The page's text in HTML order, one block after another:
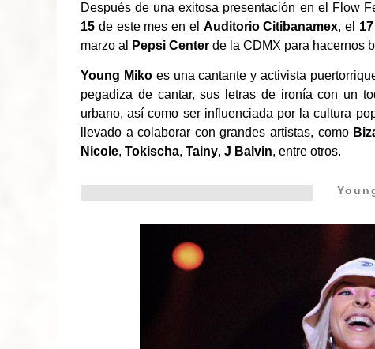
Después de una exitosa presentación en el Flow
15 de este mes en el Auditorio Citibanamex, el 17
marzo al
Pepsi Center de la CDMX para hacernos
Young Mikoes una cantante y activista
pegadiza de cantar, sus letras de ironía con un
urbano, así como ser influenciada por la cultura
llevado a colaborar con grandes artistas, como
Nicole, Tokischa, Tainy, J Balvin, entre otros.